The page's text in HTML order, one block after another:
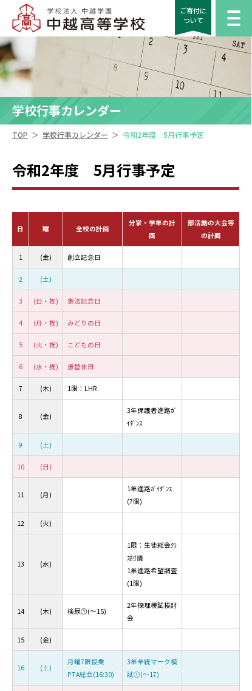
ご寄付に
ついて
学校行事カレンダー
TOP ＞ 学校行事カレンダー ＞ 令和2年度 5月行事予定
令和2年度 5月行事予定
日 曜 全校の計画
分掌・学年の計
画
部活動の大会等
の計画
1 (金) 創立記念日
2 (土)
3 (日・祝) 憲法記念日
4 (月・祝) みどりの日
5 (火・祝) こどもの日
6 (水・祝) 振替休日
7 (木) 1限：LHR
8 (金)
3年保護者進路ｶﾞ
ｲﾀﾞﾝｽ
9 (土)
10 (日)
11 (月)
1年進路ｶﾞｲﾀﾞﾝｽ
(7限)
12 (火)
13 (水)
1限：生徒総会ｸﾗ
ｽ討議
1年進路希望調査
(1限)
14 (木) 検尿①(～15)
2年探理模試検討
会
15 (金)
16 (土)
月曜7限授業
PTA総会(16:30)
3年全統マーク模
試①(～17)